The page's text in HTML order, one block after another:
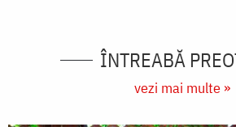
ÎNTREABĂ
vezi mai multe »